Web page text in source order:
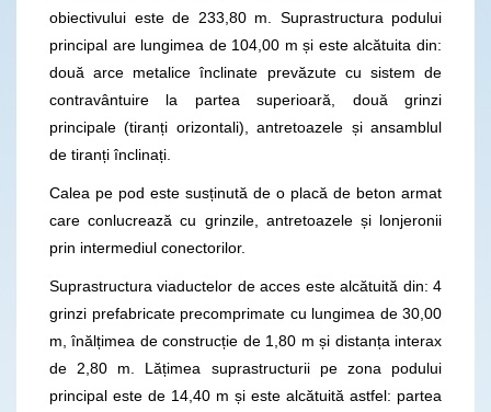
obiectivului este de 233,80 m. Suprastructura podului
principal are lungimea de 104,00 m și este alcătuita din:
două arce metalice înclinate prevăzute cu sistem de
contravântuire la partea superioară, două grinzi
principale (tiranți orizontali), antretoazele și ansamblul
de tiranți înclinați.
Calea pe pod este susținută de o placă de beton armat
care conlucrează cu grinzile, antretoazele și lonjeronii
prin intermediul conectorilor.
Suprastructura viaductelor de acces este alcătuită din: 4
grinzi prefabricate precomprimate cu lungimea de 30,00
m, înălțimea de construcție de 1,80 m și distanța interax
de 2,80 m. Lățimea suprastructurii pe zona podului
principal este de 14,40 m și este alcătuită astfel: partea